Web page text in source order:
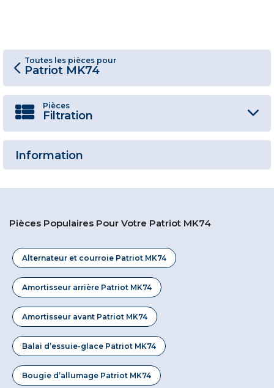
Toutes les pièces pour
Patriot MK74
Pièces
Filtration
Information
Pièces Populaires Pour Votre Patriot MK74
Alternateur et courroie Patriot MK74
Amortisseur arrière Patriot MK74
Amortisseur avant Patriot MK74
Balai d’essuie-glace Patriot MK74
Bougie d’allumage Patriot MK74